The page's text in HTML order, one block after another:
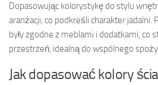
Dopasowując kolorystykę do stylu
aranżacji, co podkreśli charakter jadalni.
były zgodne z meblami i dodatkami, co
przestrzeń, idealną do wspólnego
Jak dopasować kolory